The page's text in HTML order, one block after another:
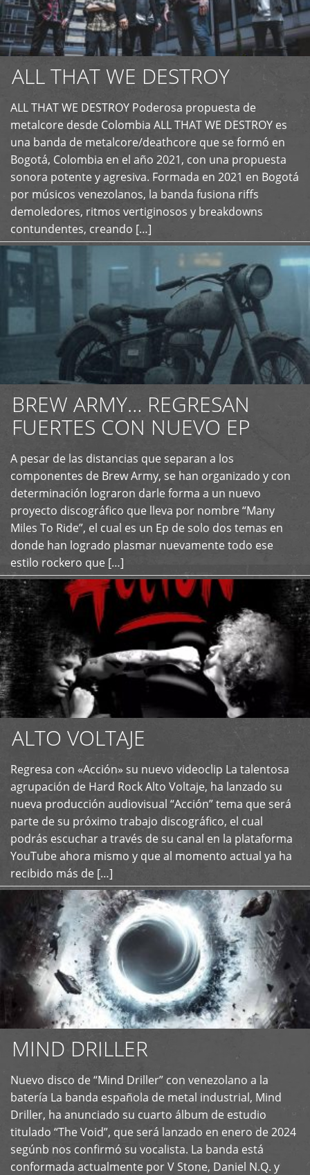
ALL THAT WE DESTROY
ALL THAT WE DESTROY Poderosa propuesta de
metalcore desde Colombia ALL THAT WE DESTROY es
una banda de metalcore/deathcore que se formó en
Bogotá, Colombia en el año 2021, con una propuesta
sonora potente y agresiva. Formada en 2021 en Bogotá
por músicos venezolanos, la banda fusiona riffs
demoledores, ritmos vertiginosos y breakdowns
contundentes, creando […]
+
BREW ARMY… REGRESAN
FUERTES CON NUEVO EP
A pesar de las distancias que separan a los
componentes de Brew Army, se han organizado y con
determinación lograron darle forma a un nuevo
proyecto discográfico que lleva por nombre “Many
Miles To Ride”, el cual es un Ep de solo dos temas en
donde han logrado plasmar nuevamente todo ese
estilo rockero que […]
+
ALTO VOLTAJE
Regresa con «Acción» su nuevo videoclip La talentosa
agrupación de Hard Rock Alto Voltaje, ha lanzado su
nueva producción audiovisual “Acción” tema que será
parte de su próximo trabajo discográfico, el cual
podrás escuchar a través de su canal en la plataforma
YouTube ahora mismo y que al momento actual ya ha
recibido más de […]
+
MIND DRILLER
Nuevo disco de “Mind Driller” con venezolano a la
batería La banda española de metal industrial, Mind
Driller, ha anunciado su cuarto álbum de estudio
titulado “The Void”, que será lanzado en enero de 2024
segúnb nos confirmó su vocalista. La banda está
conformada actualmente por V Stone, Daniel N.Q. y
+